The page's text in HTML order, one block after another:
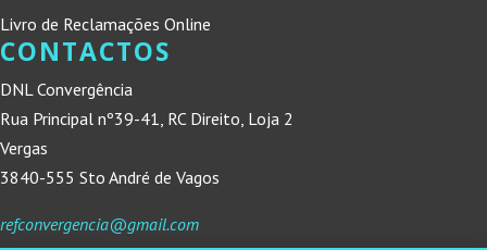
Livro de Reclamações Online
CONTACTOS
DNL Convergência
Rua Principal nº39-41, RC Direito, Loja 2
Vergas
3840-555 Sto André de Vagos
refconvergencia@gmail.com